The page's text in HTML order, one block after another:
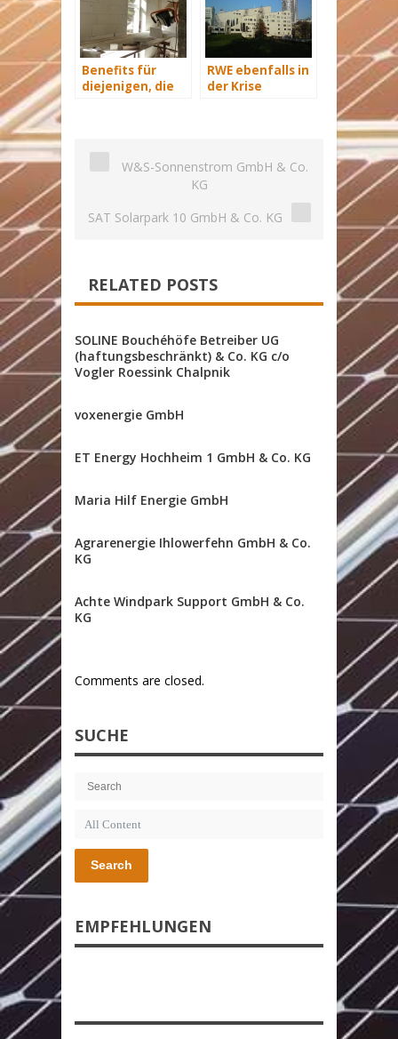
Benefits für
diejenigen, die
RWE ebenfalls in
der Krise
W&S-Sonnenstrom GmbH & Co.
KG
SAT Solarpark 10 GmbH & Co. KG
RELATED POSTS
SOLINE Bouchéhöfe Betreiber UG
(haftungsbeschränkt) & Co. KG c/o
Vogler Roessink Chalpnik
voxenergie GmbH
ET Energy Hochheim 1 GmbH & Co. KG
Maria Hilf Energie GmbH
Agrarenergie Ihlowerfehn GmbH & Co.
KG
Achte Windpark Support GmbH & Co.
KG
Comments are closed.
SUCHE
Search
EMPFEHLUNGEN